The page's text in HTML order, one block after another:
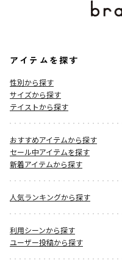
アイテムを探す
性別から探す
サイズから探す
テイストから探す
おすすめアイテムから探す
セール中アイテムを探す
新着アイテムから探す
人気ランキングから探す
利用シーンから探す
ユーザー投稿から探す